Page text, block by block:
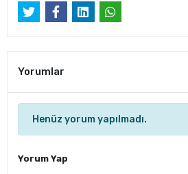
Yorumlar
Henüz yorum yapılmadı.
Yorum Yap